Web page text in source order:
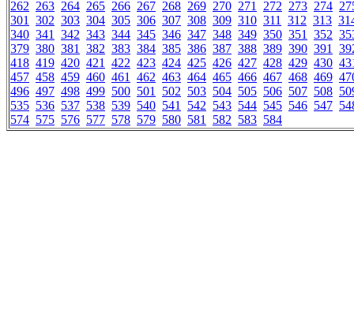
262 263 264 265 266 267 268 269 270 271 272 273 274
301 302 303 304 305 306 307 308 309 310 311 312 313
340 341 342 343 344 345 346 347 348 349 350 351 352
379 380 381 382 383 384 385 386 387 388 389 390 391
418 419 420 421 422 423 424 425 426 427 428 429 430
457 458 459 460 461 462 463 464 465 466 467 468 469
496 497 498 499 500 501 502 503 504 505 506 507 508
535 536 537 538 539 540 541 542 543 544 545 546 547
574 575 576 577 578 579 580 581 582 583 584